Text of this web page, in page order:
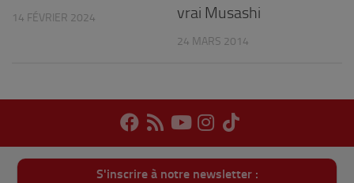
14 FÉVRIER 2024
vrai Musashi
24 MARS 2014
S'inscrire à notre newsletter :